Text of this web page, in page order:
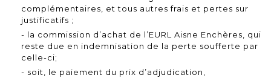
complémentaires, et tous autres frais et pertes sur
justificatifs ;
- la commission d’achat de l’EURL Aisne Enchères, qui
reste due en indemnisation de la perte soufferte par
celle-ci;
- soit, le paiement du prix d’adjudication,